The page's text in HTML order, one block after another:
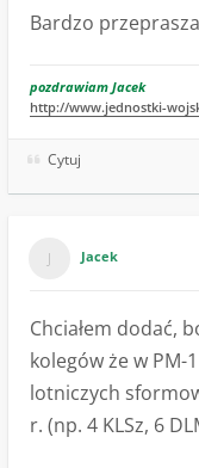
Bardzo
pozdrawiam Jacek
http://www.jednostki-
Cytuj
Jacek
Chciałem dodać,
kolegów że w
lotniczych
r. (np. 4 KLSz, 6